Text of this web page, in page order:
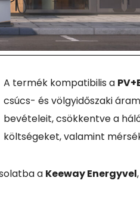
A termék kompatibilis a
csúcs- és völgyidőszaki
bevételeit, csökkentve a
költségeket, valamint
a Keeway Energyvel